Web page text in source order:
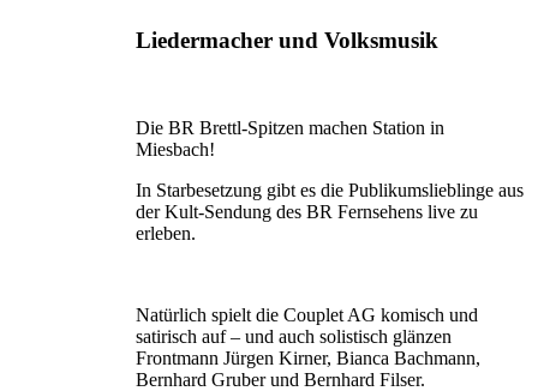
Liedermacher und Volksmusik
Die BR Brettl-Spitzen machen Station in
Miesbach!
In Starbesetzung gibt es die Publikumslieblinge aus
der Kult-Sendung des BR Fernsehens live zu
erleben.
Natürlich spielt die Couplet AG komisch und
satirisch auf – und auch solistisch glänzen
Frontmann Jürgen Kirner, Bianca Bachmann,
Bernhard Gruber und Bernhard Filser.